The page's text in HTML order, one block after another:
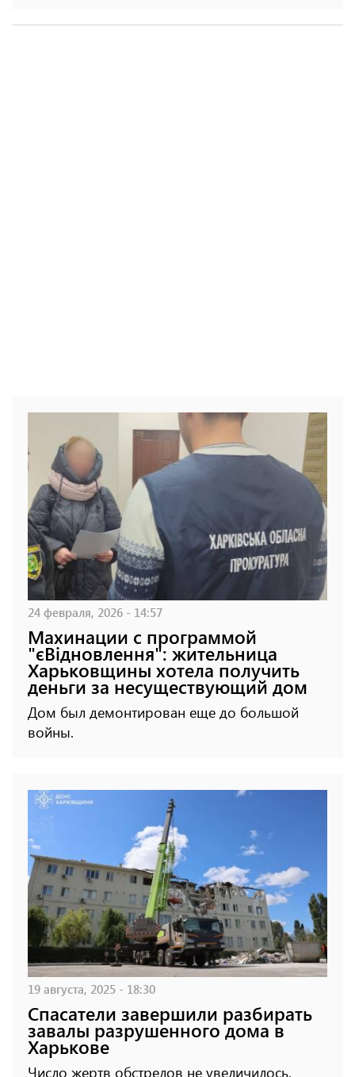
24 февраля, 2026 - 14:57
Махинации с программой
"єВідновлення": жительница
Харьковщины хотела получить
деньги за несуществующий дом
Дом был демонтирован еще до большой
войны.
19 августа, 2025 - 18:30
Спасатели завершили разбирать
завалы разрушенного дома в
Харькове
Число жертв обстрелов не увеличилось.